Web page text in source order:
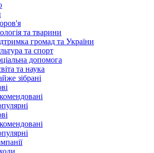
та тварини
громад та України
та спорт
допомога
та наука
зібрані